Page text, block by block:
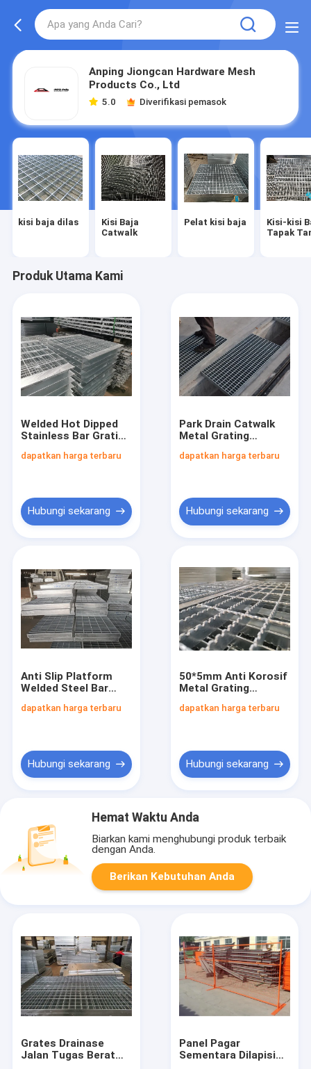
Anping Jiongcan Hardware Mesh
Products Co., Ltd
5.0 Diverifikasi pemasok
kisi baja dilas
Kisi Baja
Catwalk
Pelat kisi baja
Kisi-kisi
Tapak
Produk Utama Kami
Welded Hot Dipped
Stainless Bar Grating
Melindungi
dapatkan harga terbaru
Hubungi sekarang
Park Drain Catwalk
Metal Grating
Resistensi Dampak
dapatkan harga terbaru
Hubungi sekarang
Anti Slip Platform
Welded Steel Bar
Korosi
dapatkan harga terbaru
Hubungi sekarang
50*5mm Anti Korosif
Metal Grating
Cahaya Tebal 4mm
dapatkan harga terbaru
Hubungi sekarang
Hemat Waktu Anda
Biarkan kami menghubungi produk terbaik
dengan Anda.
Berikan Kebutuhan Anda
Grates Drainase
Jalan Tugas Berat
Panel Pagar
Sementara Dilapisi